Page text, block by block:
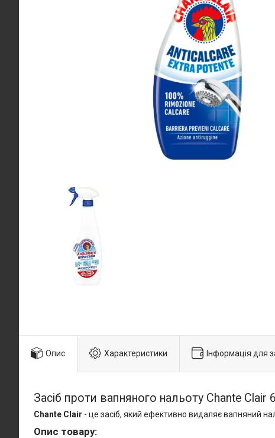
Опис Характеристики Інформація для
Засіб проти вапняного нальоту Chante Clair
Chante Clair - це засіб, який ефективно видаляє вапняний
Опис товару: